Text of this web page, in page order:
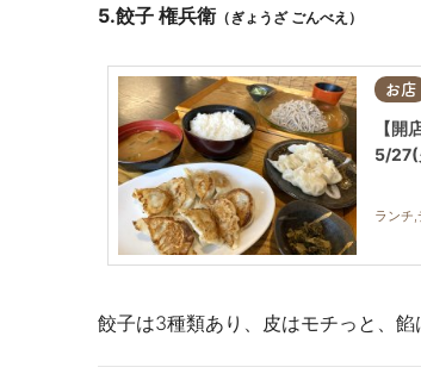
5.餃子 権兵衛（ぎょうざ ごんべえ）
お店
【
5/27(
ランチ
餃子は3種類あり、皮はモチっと、餡